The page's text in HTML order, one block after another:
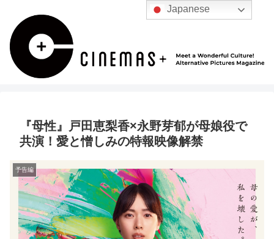
『母性』戸田恵梨香×永野芽郁が母娘役で
共演！愛と憎しみの特報映像解禁
予告編
Japanese